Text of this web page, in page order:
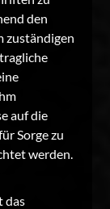
den
zuständigen
auf die
Sorge zu
werden.
das